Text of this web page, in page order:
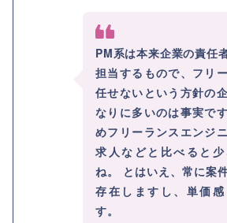
PM系は本来企業の責任
担当するもので、フリ
任せないという方針の
なりに多いのは事実で
めフリーランスエンジ
求人などと比べると
ね。 とはいえ、常に案
存在しますし、単価
す。